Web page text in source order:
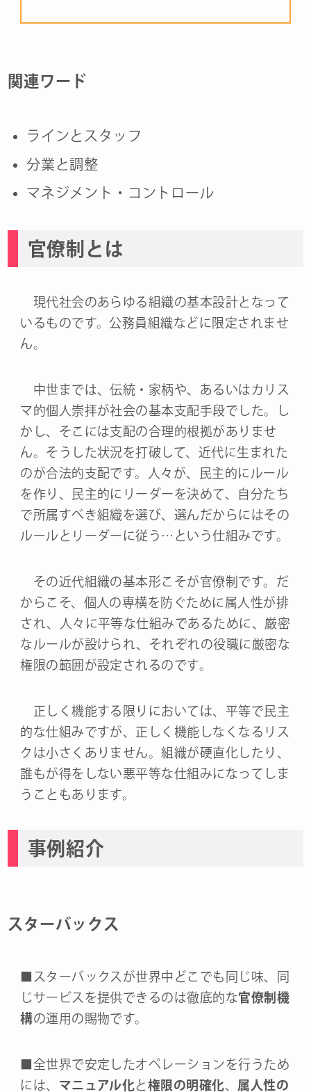
関連ワード
ラインとスタッフ
分業と調整
マネジメント・コントロール
官僚制とは
現代社会のあらゆる組織の基本設計となって
いるものです。公務員組織などに限定されませ
ん。
中世までは、伝統・家柄や、あるいはカリス
マ的個人崇拝が社会の基本支配手段でした。し
かし、そこには支配の合理的根拠がありませ
ん。そうした状況を打破して、近代に生まれた
のが合法的支配です。人々が、民主的にルール
を作り、民主的にリーダーを決めて、自分たち
で所属すべき組織を選び、選んだからにはその
ルールとリーダーに従う…という仕組みです。
その近代組織の基本形こそが官僚制です。だ
からこそ、個人の専横を防ぐために属人性が排
され、人々に平等な仕組みであるために、厳密
なルールが設けられ、それぞれの役職に厳密な
権限の範囲が設定されるのです。
正しく機能する限りにおいては、平等で民主
的な仕組みですが、正しく機能しなくなるリス
クは小さくありません。組織が硬直化したり、
誰もが得をしない悪平等な仕組みになってしま
うこともあります。
事例紹介
スターバックス
■スターバックスが世界中どこでも同じ味、同
じサービスを提供できるのは徹底的な官僚制機
構の運用の賜物です。
■全世界で安定したオペレーションを行うため
には、 マニュアル化と 権限の明確化、 属人性の